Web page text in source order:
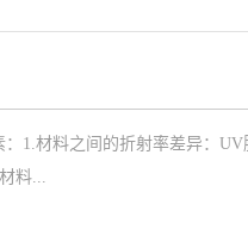
1.材料之间的折射率差异：
料...